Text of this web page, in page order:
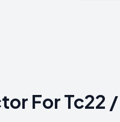
For Tc22 /